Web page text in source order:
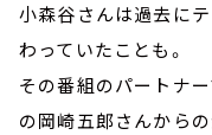
小森谷さんは過去に
わっていたことも。
その番組のパートナ
の岡崎五郎さんから